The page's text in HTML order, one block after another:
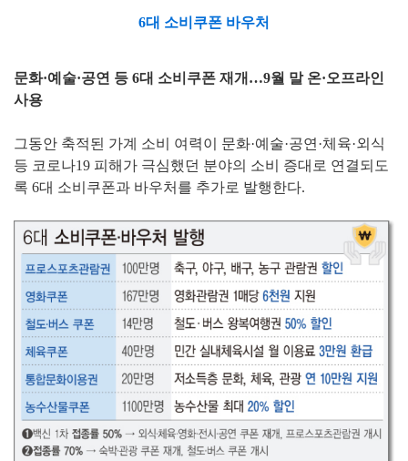
6대 소비쿠폰 바우처
문화·예술·공연 등 6대 소비쿠폰 재개…9월 말 온·오프라인
사용
그동안 축적된 가계 소비 여력이 문화·예술·공연·체육·외식
등 코로나19 피해가 극심했던 분야의 소비 증대로 연결되도
록 6대 소비쿠폰과 바우처를 추가로 발행한다.